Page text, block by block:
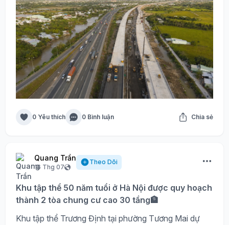
0 Yêu thích 0 Bình luận Chia sẻ
Quang Trần
16 Thg 07
Theo Dõi
Khu tập thể 50 năm tuổi ở Hà Nội được quy hoạch
thành 2 tòa chung cư cao 30 tầng🏦
Khu tập thể Trương Định tại phường Tương Mai dự